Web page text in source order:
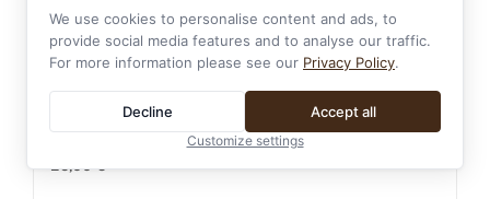
9,5 mm Adler Auflage – Für die
Feldspange zur Dienstauszeichnung der
Polizei – DA
25,00€
We use cookies to personalise content and ads, to
provide social media features and to analyse our traffic.
For more information please see our Privacy Policy.
Accept all
Decline
Customize settings